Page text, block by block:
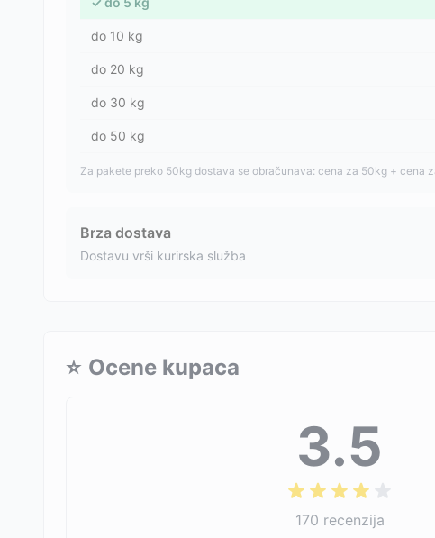
do 10 kg
do 20 kg
do 30 kg
do 50 kg
Za pakete preko 50kg dostava se obračunava: cena za 50kg + cena
Brza dostava
Dostavu vrši kurirska služba
⭐ Ocene kupaca
3.5
170 recenzija